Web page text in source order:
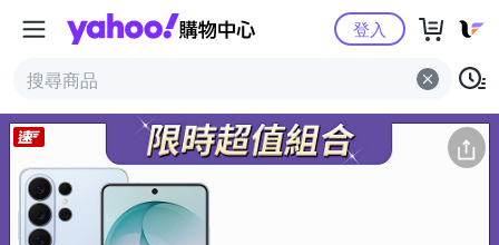
Yahoo購物中心
登入
商品簡介 商品詳情 規格表 猜你喜歡